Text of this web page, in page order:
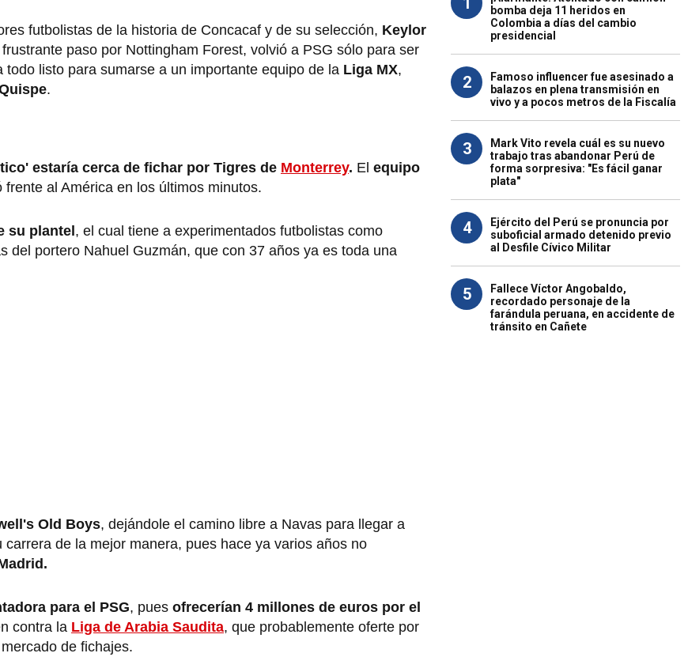
futbolistas de la historia de Concacaf y de su selección, Keylor
paso por Nottingham Forest, volvió a PSG sólo para ser
listo para sumarse a un importante equipo de la Liga MX,
.
estaría cerca de fichar por Tigres de Monterrey. El equipo
frente al América en los últimos minutos.
su plantel , el cual tiene a experimentados futbolistas como
del portero Nahuel Guzmán, que con 37 años ya es toda una
Old Boys, dejándole el camino libre a Navas para llegar a
de la mejor manera, pues hace ya varios años no
para el PSG, pues ofrecerían 4 millones de euros por el
contra la Liga de Arabia Saudita, que probablemente oferte por
de fichajes.
bomba deja 11 heridos en
Colombia a días del cambio
presidencial
2
Famoso influencer fue asesinado a
balazos en plena transmisión en
vivo y a pocos metros de la Fiscalía
3
Mark Vito revela cuál es su nuevo
trabajo tras abandonar Perú de
forma sorpresiva: "Es fácil ganar
plata"
4
Ejército del Perú se pronuncia por
suboficial armado detenido previo
al Desfile Cívico Militar
5
Fallece Víctor Angobaldo,
recordado personaje de la
farándula peruana, en accidente de
tránsito en Cañete